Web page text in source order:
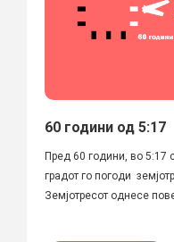
60 години од 5:17
Пред 60 години, во 5:17
градот го погоди
Земјотресот однесе